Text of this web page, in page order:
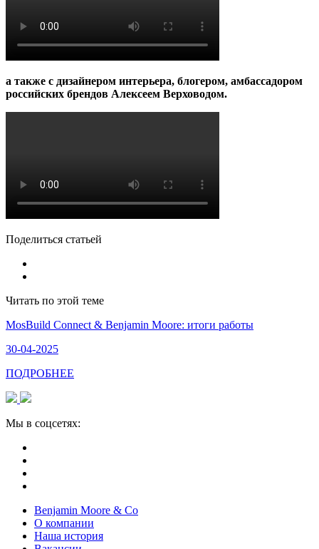
а также с дизайнером интерьера, блогером, амбассадором
российских брендов Алексеем Верховодом.
Поделиться статьей
Читать по этой теме
​MosBuild Connect & Benjamin Moore: итоги работы
30-04-2025
ПОДРОБНЕЕ
Мы в соцсетях:
Benjamin Moore & Co
О компании
Наша история